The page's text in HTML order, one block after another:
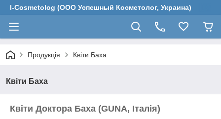
I-Cosmetolog (ООО Успешный Косметолог, Украина)
Продукція Квіти Баха
Квіти Баха
Квіти Доктора Баха (GUNA, Італія)